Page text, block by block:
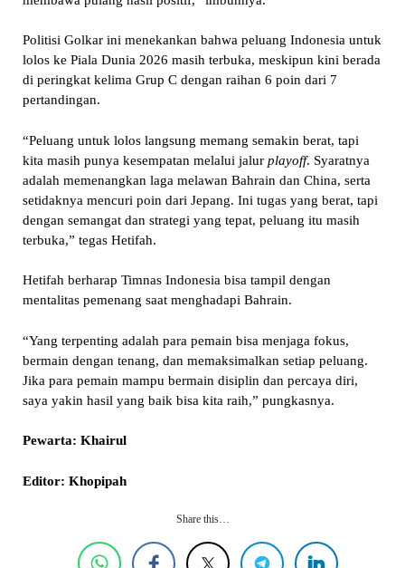
Politisi Golkar ini menekankan bahwa peluang Indonesia untuk
lolos ke Piala Dunia 2026 masih terbuka, meskipun kini berada
di peringkat kelima Grup C dengan raihan 6 poin dari 7
pertandingan.
“Peluang untuk lolos langsung memang semakin berat, tapi
kita masih punya kesempatan melalui jalur playoff. Syaratnya
adalah memenangkan laga melawan Bahrain dan China, serta
setidaknya mencuri poin dari Jepang. Ini tugas yang berat, tapi
dengan semangat dan strategi yang tepat, peluang itu masih
terbuka,” tegas Hetifah.
Hetifah berharap Timnas Indonesia bisa tampil dengan
mentalitas pemenang saat menghadapi Bahrain.
“Yang terpenting adalah para pemain bisa menjaga fokus,
bermain dengan tenang, dan memaksimalkan setiap peluang.
Jika para pemain mampu bermain disiplin dan percaya diri,
saya yakin hasil yang baik bisa kita raih,” pungkasnya.
Pewarta: Khairul
Editor: Khopipah
Share this…